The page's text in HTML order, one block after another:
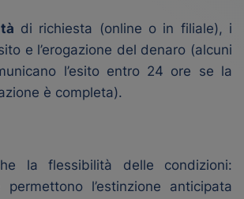
di richiesta (online o in filiale), i
e l’erogazione del denaro (alcuni
l’esito entro 24 ore se la
è completa).
la flessibilità delle condizioni:
l’estinzione anticipata